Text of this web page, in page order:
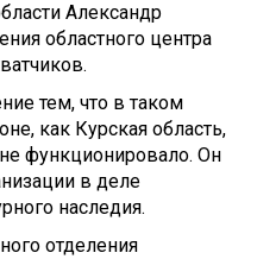
Александр
областного центра
тем, что в таком
как Курская область,
функционировало. Он
в деле
наследия.
отделения